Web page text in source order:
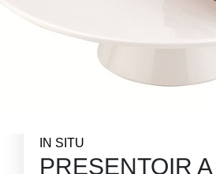
IN SITU
PRESENTOIR A